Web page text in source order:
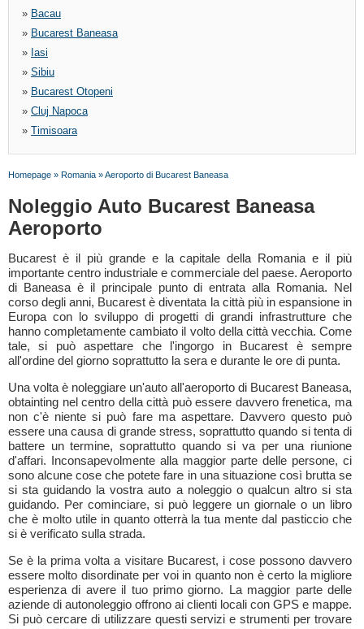
» Bacau
» Bucarest Baneasa
» Iasi
» Sibiu
» Bucarest Otopeni
» Cluj Napoca
» Timisoara
Homepage » Romania »Aeroporto di Bucarest Baneasa
Noleggio Auto Bucarest Baneasa
Aeroporto
Bucarest è il più grande e la capitale della Romania e il più
importante centro industriale e commerciale del paese. Aeroporto
di Baneasa è il principale punto di entrata alla Romania. Nel
corso degli anni, Bucarest è diventata la città più in espansione in
Europa con lo sviluppo di progetti di grandi infrastrutture che
hanno completamente cambiato il volto della città vecchia. Come
tale, si può aspettare che l'ingorgo in Bucarest è sempre
all'ordine del giorno soprattutto la sera e durante le ore di punta.
Una volta è noleggiare un'auto all'aeroporto di Bucarest Baneasa,
obtainting nel centro della città può essere davvero frenetica, ma
non c'è niente si può fare ma aspettare. Davvero questo può
essere una causa di grande stress, soprattutto quando si tenta di
battere un termine, soprattutto quando si va per una riunione
d'affari. Inconsapevolmente alla maggior parte delle persone, ci
sono alcune cose che potete fare in una situazione così brutta se
si sta guidando la vostra auto a noleggio o qualcun altro si sta
guidando. Per cominciare, si può leggere un giornale o un libro
che è molto utile in quanto otterrà la tua mente dal pasticcio che
si è verificato sulla strada.
Se è la prima volta a visitare Bucarest, i cose possono davvero
essere molto disordinate per voi in quanto non è certo la migliore
esperienza di avere il tuo primo giorno. La maggior parte delle
aziende di autonoleggio offrono ai clienti locali con GPS e mappe.
Si può cercare di utilizzare questi servizi e strumenti per trovare